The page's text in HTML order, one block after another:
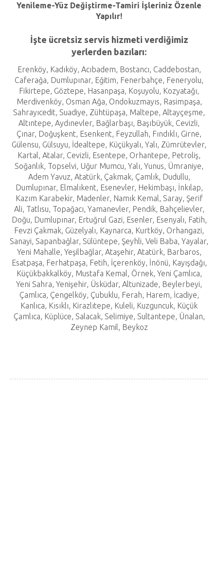
Yenileme-Yüz Değiştirme-Tamiri İşleriniz Özenle
Yapılır!
İşte ücretsiz servis hizmeti verdiğimiz
yerlerden bazıları:
Erenköy, Kadıköy, Acıbadem, Bostancı, Caddebostan,
Caferağa, Dumlupınar, Eğitim, Fenerbahçe, Feneryolu,
Fikirtepe, Göztepe, Hasanpaşa, Koşuyolu, Kozyatağı,
Merdivenköy, Osman Ağa, Ondokuzmayıs, Rasimpaşa,
Sahrayıcedit, Suadiye, Zühtüpaşa, Maltepe, Altayçeşme,
Altıntepe, Aydınevler, Bağlarbaşı, Başıbüyük, Cevizli,
Çınar, Doğuşkent, Esenkent, Feyzullah, Fındıklı, Girne,
Gülensu, Gülsuyu, İdealtepe, Küçükyalı, Yalı, Zümrütevler,
Kartal, Atalar, Cevizli, Esentepe, Orhantepe, Petroliş,
Soğanlık, Topselvi, Uğur Mumcu, Yalı, Yunus, Ümraniye,
Adem Yavuz, Atatürk, Çakmak, Çamlık, Dudullu,
Dumlupınar, Elmalıkent, Esenevler, Hekimbaşı, İnkılap,
Kazım Karabekir, Madenler, Namık Kemal, Saray, Şerif
Ali, Tatlısu, Topağacı, Yamanevler, Pendik, Bahçelievler,
Doğu, Dumlupınar, Ertuğrul Gazi, Esenler, Esenyalı, Fatih,
Fevzi Çakmak, Güzelyalı, Kaynarca, Kurtköy, Orhangazi,
Sanayi, Sapanbağlar, Sülüntepe, Şeyhli, Veli Baba, Yayalar,
Yeni Mahalle, Yeşilbağlar, Ataşehir, Atatürk, Barbaros,
Esatpaşa, Ferhatpaşa, Fetih, İçerenköy, İnönü, Kayışdağı,
Küçükbakkalköy, Mustafa Kemal, Örnek, Yeni Çamlıca,
Yeni Sahra, Yenişehir, Üsküdar, Altunizade, Beylerbeyi,
Çamlıca, Çengelköy, Çubuklu, Ferah, Harem, İcadiye,
Kanlıca, Kısıklı, Kirazlıtepe, Kuleli, Kuzguncuk, Küçük
Çamlıca, Küplüce, Salacak, Selimiye, Sultantepe, Ünalan,
Zeynep Kamil, Beykoz